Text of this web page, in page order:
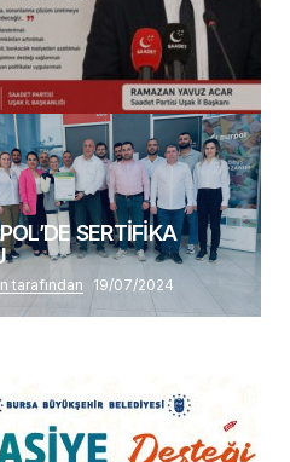
tarafından 14/07/2026
SERTİFİKA
tarafından 19/07/2024